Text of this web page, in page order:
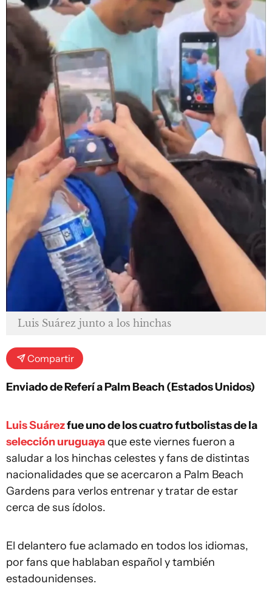
Luis Suárez junto a los hinchas
Compartir
Enviado de Referí a Palm Beach (Estados Unidos)
Luis Suárezfue uno de los cuatro futbolistas de la
selección uruguayaque este viernes fueron a
saludar a los hinchas celestes y fans de distintas
nacionalidades que se acercaron a Palm Beach
Gardens para verlos entrenar y tratar de estar
cerca de sus ídolos.
El delantero fue aclamado en todos los idiomas,
por fans que hablaban español y también
estadounidenses.